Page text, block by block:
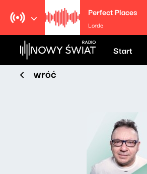
Perfect Places
Lorde
Start
wróć